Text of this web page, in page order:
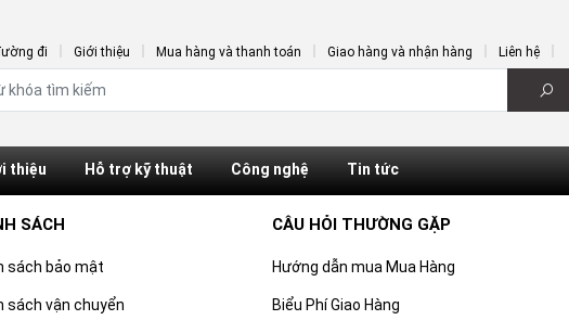
đi Giới thiệu Mua hàng và thanh toán Giao hàng và nhận hàng Liên hệ
thiệu Hỗ trợ kỹ thuật Công nghệ Tin tức
SÁCH
sách bảo mật
sách vận chuyển
CÂU HỎI THƯỜNG GẶP
Hướng dẫn mua Mua Hàng
Biểu Phí Giao Hàng